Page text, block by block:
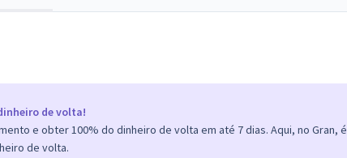
de volta!
e obter 100% do dinheiro de volta em até 7 dias. Aqui, no Gran, é
de volta.